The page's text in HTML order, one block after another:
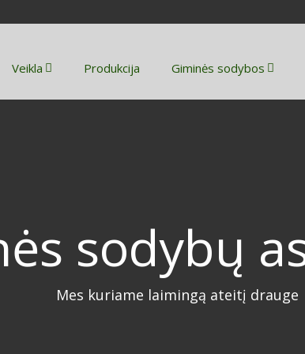
Veikla Produkcija Giminės sodybos
sodybų
Mes kuriame laimingą ateitį drauge